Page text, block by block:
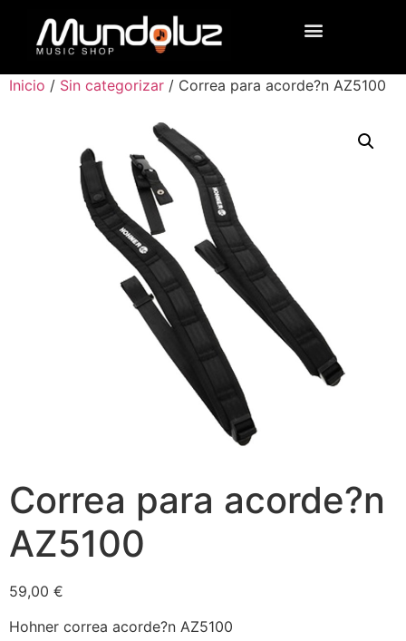
Inicio / Sin categorizar / Correa para acorde?n AZ5100
Correa para acorde?n
AZ5100
59,00 €
Hohner correa acorde?n AZ5100